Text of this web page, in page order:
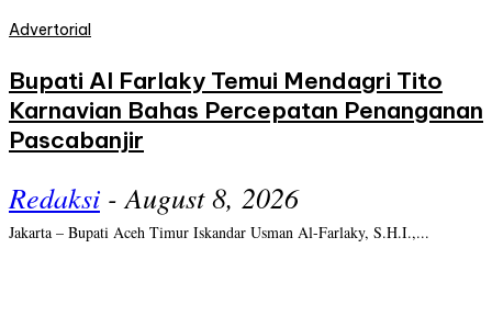
Advertorial
Bupati Al Farlaky Temui Mendagri Tito
Karnavian Bahas Percepatan Penanganan
Pascabanjir
Redaksi - August 8, 2026
Jakarta – Bupati Aceh Timur Iskandar Usman Al-Farlaky, S.H.I.,...